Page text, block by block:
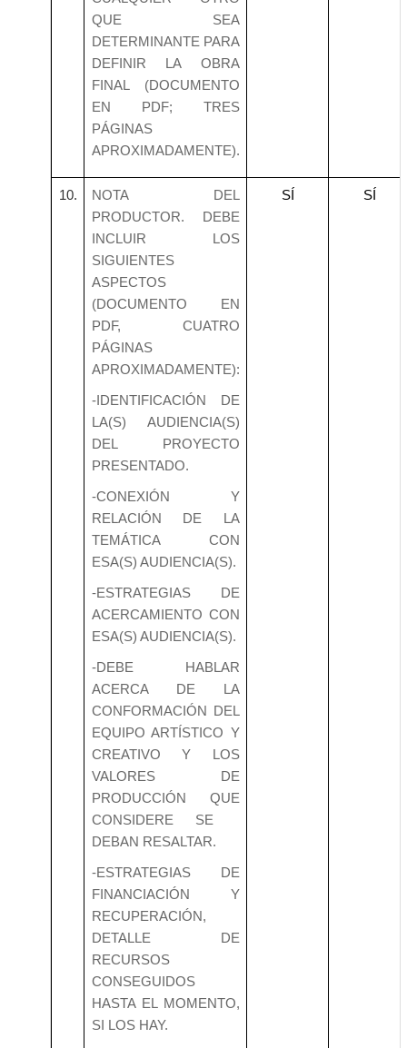
QUE SEA
DETERMINANTE PARA
DEFINIR LA OBRA
FINAL (DOCUMENTO
EN PDF; TRES
PÁGINAS
APROXIMADAMENTE).
10.
NOTA DEL
PRODUCTOR. DEBE
INCLUIR LOS
SIGUIENTES
ASPECTOS
(DOCUMENTO EN
PDF, CUATRO
PÁGINAS
APROXIMADAMENTE):
-IDENTIFICACIÓN DE
LA(S) AUDIENCIA(S)
DEL PROYECTO
PRESENTADO.
-CONEXIÓN Y
RELACIÓN DE LA
TEMÁTICA CON
ESA(S) AUDIENCIA(S).
-ESTRATEGIAS DE
ACERCAMIENTO CON
ESA(S) AUDIENCIA(S).
-DEBE HABLAR
ACERCA DE LA
CONFORMACIÓN DEL
EQUIPO ARTÍSTICO Y
CREATIVO Y LOS
VALORES DE
PRODUCCIÓN QUE
CONSIDERE SE
DEBAN RESALTAR.
-ESTRATEGIAS DE
FINANCIACIÓN Y
RECUPERACIÓN,
DETALLE DE
RECURSOS
CONSEGUIDOS
HASTA EL MOMENTO,
SI LOS HAY.
SÍ SÍ